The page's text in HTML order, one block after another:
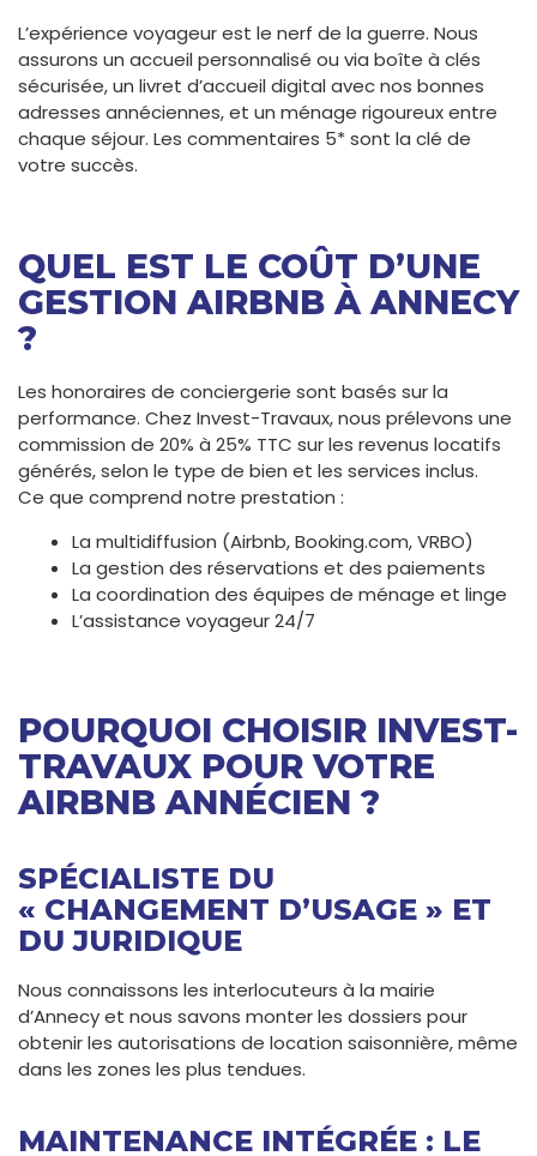
L’expérience voyageur est le nerf de la guerre. Nous
assurons un accueil personnalisé ou via boîte à clés
sécurisée, un livret d’accueil digital avec nos bonnes
adresses annéciennes, et un ménage rigoureux entre
chaque séjour. Les commentaires 5* sont la clé de
votre succès.
QUEL EST LE COÛT D’UNE
GESTION AIRBNB À ANNECY
?
Les honoraires de conciergerie sont basés sur la
performance. Chez Invest-Travaux, nous prélevons une
commission de 20% à 25% TTC sur les revenus locatifs
générés, selon le type de bien et les services inclus.
Ce que comprend notre prestation :
La multidiffusion (Airbnb, Booking.com, VRBO)
La gestion des réservations et des paiements
La coordination des équipes de ménage et linge
L’assistance voyageur 24/7
POURQUOI CHOISIR INVEST-
TRAVAUX POUR VOTRE
AIRBNB ANNÉCIEN ?
SPÉCIALISTE DU
« CHANGEMENT D’USAGE » ET
DU JURIDIQUE
Nous connaissons les interlocuteurs à la mairie
d’Annecy et nous savons monter les dossiers pour
obtenir les autorisations de location saisonnière, même
dans les zones les plus tendues.
MAINTENANCE INTÉGRÉE : LE